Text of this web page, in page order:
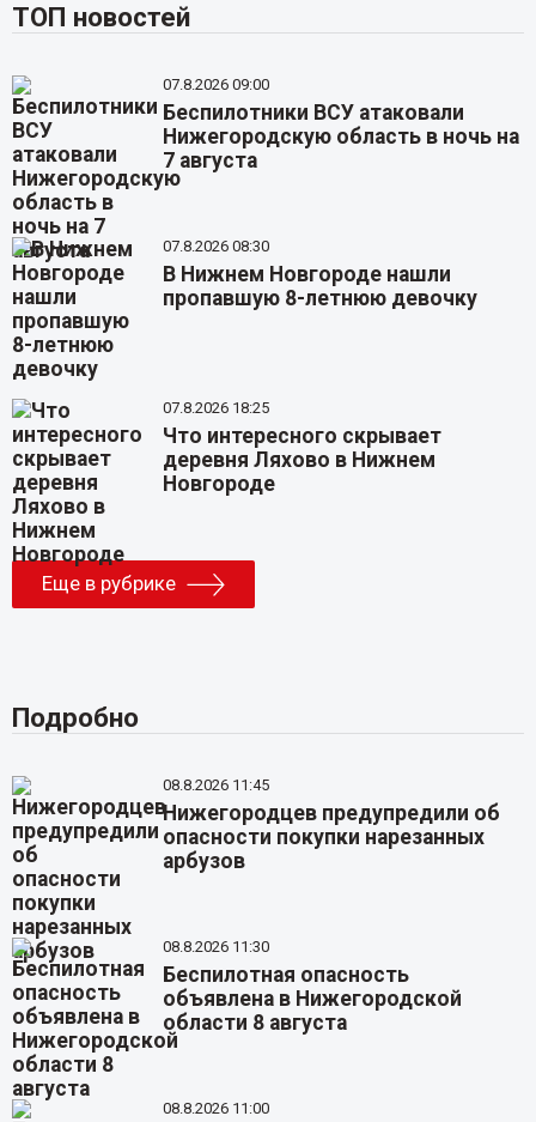
ТОП новостей
07.8.2026 09:00
Беспилотники ВСУ атаковали
Нижегородскую область в ночь на
7 августа
07.8.2026 08:30
В Нижнем Новгороде нашли
пропавшую 8-летнюю девочку
07.8.2026 18:25
Что интересного скрывает
деревня Ляхово в Нижнем
Новгороде
Еще в рубрике
Подробно
08.8.2026 11:45
Нижегородцев предупредили об
опасности покупки нарезанных
арбузов
08.8.2026 11:30
Беспилотная опасность
объявлена в Нижегородской
области 8 августа
08.8.2026 11:00